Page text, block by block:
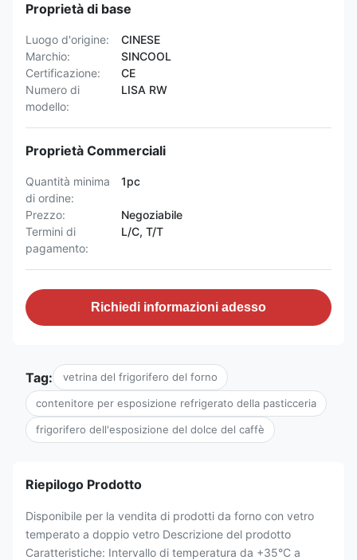
Proprietà di base
Luogo d'origine:
CINESE
Marchio:
SINCOOL
Certificazione:
CE
Numero di
modello:
LISA RW
Proprietà Commerciali
Quantità minima
di ordine:
1pc
Prezzo:
Negoziabile
Termini di
pagamento:
L/C, T/T
Richiedi informazioni adesso
Tag: vetrina del frigorifero del forno
contenitore per esposizione refrigerato della pasticceria
frigorifero dell'esposizione del dolce del caffè
Riepilogo Prodotto
Disponibile per la vendita di prodotti da forno con vetro
temperato a doppio vetro Descrizione del prodotto
Caratteristiche: Intervallo di temperatura da +35°C a